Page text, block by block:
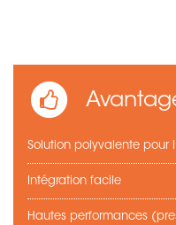
Solution polyvalente pour
Intégration facile
Hautes performances